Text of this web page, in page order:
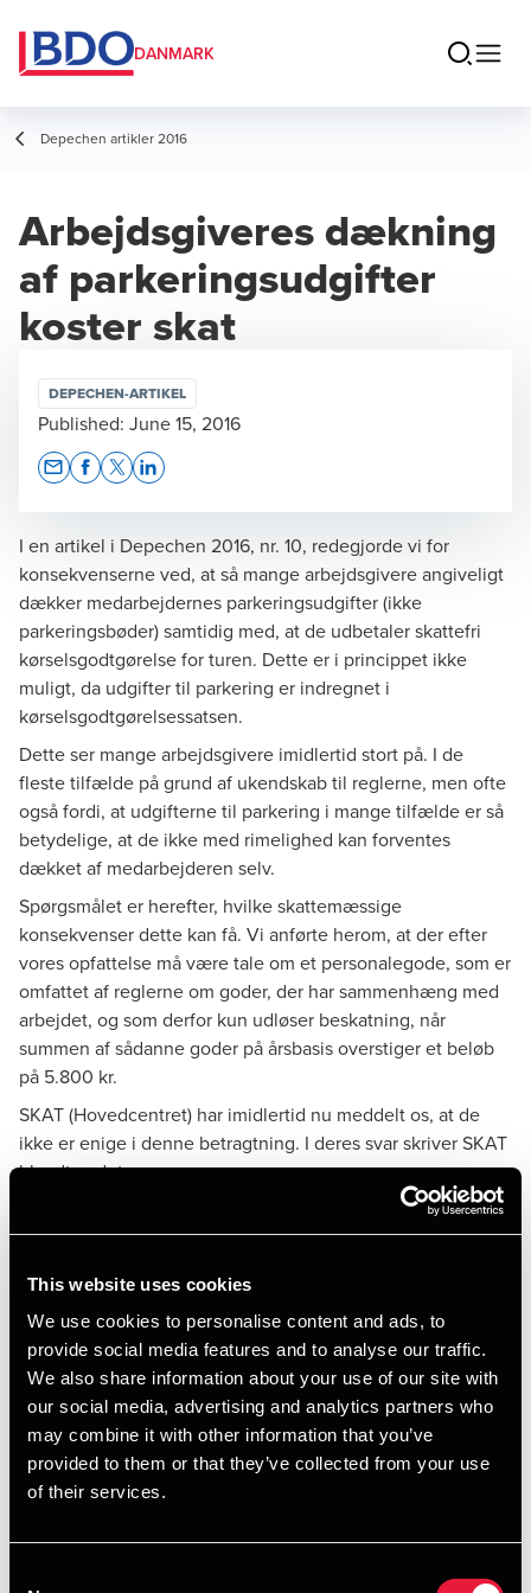
This website uses cookies
We use cookies to personalise content and ads, to
provide social media features and to analyse our traffic.
We also share information about your use of our site with
our social media, advertising and analytics partners who
may combine it with other information that you’ve
provided to them or that they’ve collected from your use
of their services.
DANMARK
Depechen artikler 2016
Arbejdsgiveres dækning
af parkeringsudgifter
koster skat
I en artikel i Depechen 2016, nr. 10, redegjorde vi for
konsekvenserne ved, at så mange arbejdsgivere angiveligt
dækker medarbejdernes parkeringsudgifter (ikke
parkeringsbøder) samtidig med, at de udbetaler skattefri
kørselsgodtgørelse for turen. Dette er i princippet ikke
muligt, da udgifter til parkering er indregnet i
kørselsgodtgørelsessatsen.
Dette ser mange arbejdsgivere imidlertid stort på. I de
fleste tilfælde på grund af ukendskab til reglerne, men ofte
også fordi, at udgifterne til parkering i mange tilfælde er så
betydelige, at de ikke med rimelighed kan forventes
dækket af medarbejderen selv.
Spørgsmålet er herefter, hvilke skattemæssige
konsekvenser dette kan få. Vi anførte herom, at der efter
vores opfattelse må være tale om et personalegode, som er
omfattet af reglerne om goder, der har sammenhæng med
arbejdet, og som derfor kun udløser beskatning, når
summen af sådanne goder på årsbasis overstiger et beløb
på 5.800 kr.
SKAT (Hovedcentret) har imidlertid nu meddelt os, at de
ikke er enige i denne betragtning. I deres svar skriver SKAT
blandt andet:
”Bagatelgrænsen på 5.800 kr. (2016) finder anvendelse for
En arbejdsgivers refusion af en parkeringsudgift, som en
ansat afholder i forbindelse med fx et kundebesøg, er ikke
et sådan personalegode, men en erhvervsmæssig udgift.
Hvis en arbejdsgiver for en ansats erhvervsmæssige kørsel
i egen bil betaler både skattefri befordringsgodtgørelse og
refunderer de udgifter, som den ansatte har til parkering i
den ansatte. Udbetalingen fra arbejdsgiveren vil blive
DEPECHEN-ARTIKEL
Published: June 15, 2016